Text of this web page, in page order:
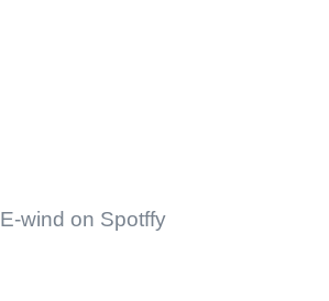
E-wind on Spotffy